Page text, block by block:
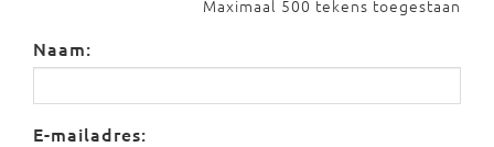
Maximaal 500 tekens toegestaan
Naam:
E-mailadres: